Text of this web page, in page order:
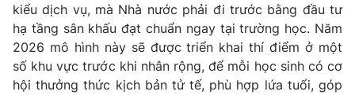
kiểu dịch vụ, mà Nhà nước phải đi trước bằng đầu tư
hạ tầng sân khấu đạt chuẩn ngay tại trường học. Năm
2026 mô hình này sẽ được triển khai thí điểm ở một
số khu vực trước khi nhân rộng, để mỗi học sinh có cơ
hội thưởng thức kịch bản tử tế, phù hợp lứa tuổi, góp